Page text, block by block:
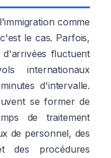
comme
le cas. Parfois,
fluctuent
internationaux
d'intervalle.
se former de
de traitement
de personnel, des
des procédures